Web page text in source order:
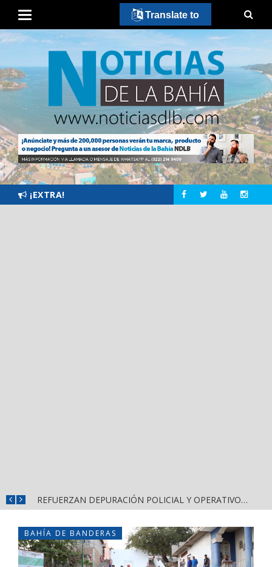
¡EXTRA!
REFUERZAN DEPURACIÓN POLICIAL Y OPERATIVOS EN FRONTERAS DE NAYARIT
BAHÍA DE BANDERAS
Translate to